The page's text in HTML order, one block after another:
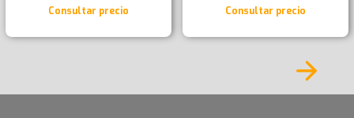
Consultar precio Consultar precio